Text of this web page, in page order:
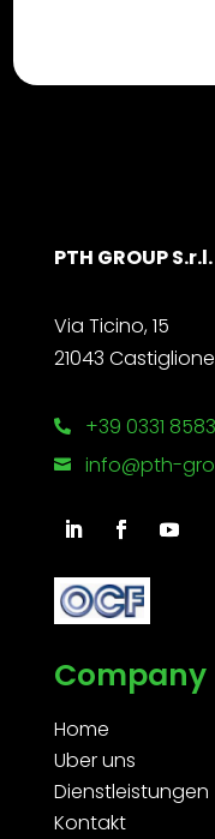
PTH GROUP S.r.l.
Via Ticino, 15
21043
 +39 0331
 info@pth-
Company
Home
Uber uns
Dienstleistungen
Kontakt